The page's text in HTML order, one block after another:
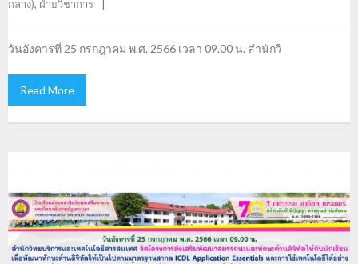
กลาง), ฝ่ายวิชาการ
วันอังคารที่ 25 กรกฎาคม พ.ศ. 2566 เวลา 09.00 น. สำนักวิ
Read More